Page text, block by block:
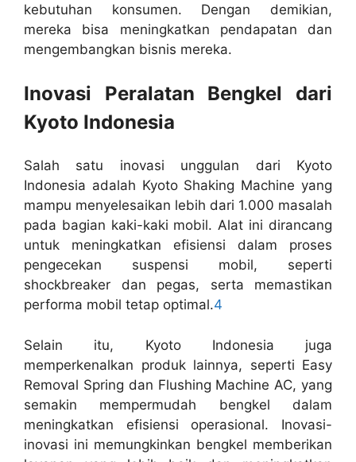
kebutuhan konsumen. Dengan demikian,
mereka bisa meningkatkan pendapatan dan
mengembangkan bisnis mereka.
Inovasi Peralatan Bengkel dari
Kyoto Indonesia
Salah satu inovasi unggulan dari Kyoto
Indonesia adalah Kyoto Shaking Machine yang
mampu menyelesaikan lebih dari 1.000 masalah
pada bagian kaki-kaki mobil. Alat ini dirancang
untuk meningkatkan efisiensi dalam proses
pengecekan suspensi mobil, seperti
shockbreaker dan pegas, serta memastikan
performa mobil tetap optimal.4
Selain itu, Kyoto Indonesia juga
memperkenalkan produk lainnya, seperti Easy
Removal Spring dan Flushing Machine AC, yang
semakin mempermudah bengkel dalam
meningkatkan efisiensi operasional. Inovasi-
inovasi ini memungkinkan bengkel memberikan